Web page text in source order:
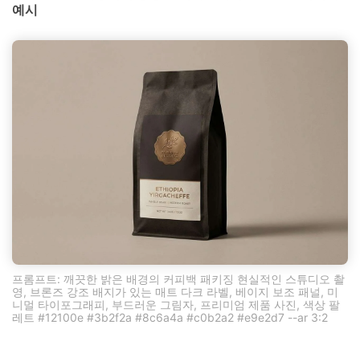
예시
프롬프트: 깨끗한 밝은 배경의 커피백 패키징 현실적인 스튜디오 촬
영, 브론즈 강조 배지가 있는 매트 다크 라벨, 베이지 보조 패널, 미
니멀 타이포그래피, 부드러운 그림자, 프리미엄 제품 사진, 색상 팔
레트 #12100e #3b2f2a #8c6a4a #c0b2a2 #e9e2d7 --ar 3:2